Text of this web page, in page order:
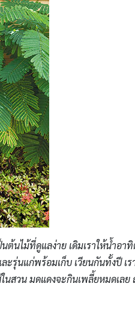
นไม้ที่ดูแลง่าย เดิมเราให้น้ำอ
รุ่นแก่พร้อมเก็บ เวียนกันทั้งปี เ
สวน มดแดงจะกินเพลี้ยหมดเลย